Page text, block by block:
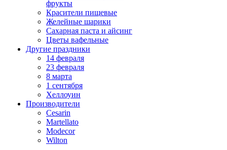
фрукты
Красители пищевые
Желейные шарики
Сахарная паста и айсинг
Цветы вафельные
Другие праздники
14 февраля
23 февраля
8 марта
1 сентября
Хеллоуин
Производители
Cesarin
Martellato
Modecor
Wilton